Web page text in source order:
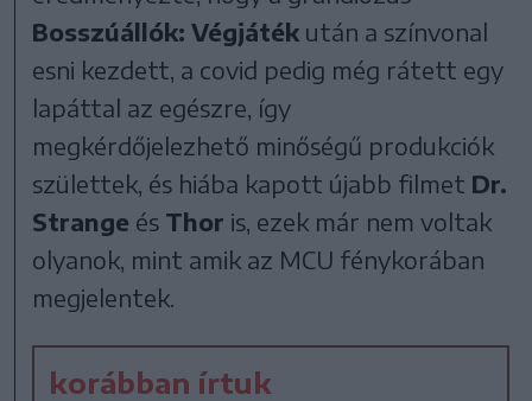
Bosszúállók: Végjáték után a színvonal
esni kezdett, a covid pedig még rátett egy
lapáttal az egészre, így
megkérdőjelezhető minőségű produkciók
születtek, és hiába kapott újabb filmet Dr.
Strange és Thor is, ezek már nem voltak
olyanok, mint amik az MCU fénykorában
megjelentek.
korábban írtuk